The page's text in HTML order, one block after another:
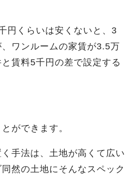
円くらいは安くないと、3
ワンルームの家賃が3.5万
賃料5千円の差で設定する
ができます。
手法は、土地が高くて広い
然の土地にそんなスペック